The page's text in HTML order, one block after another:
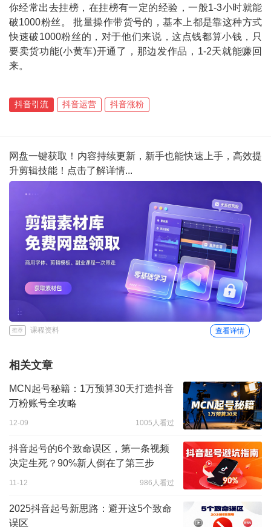
你经常出去挂榜，在挂榜有一定的经验，一般1-3小时就能
破1000粉丝。 批量操作带货号的，基本上都是靠这种方式
快速破1000粉丝的，对于他们来说，这点钱都算小钱，只
要卖货功能(小黄车)开通了，那边发作品，1-2天就能赚回
来。
抖音引流 抖音运营 抖音涨粉
网盘一键获取！内容持续更新，新手也能快速上手，高效提
升剪辑技能！点击了解详情...
推荐 课程资料 查看详情
相关文章
MCN起号秘籍：1万预算30天打造抖音
万粉账号全攻略
12-09 1005人看过
抖音起号的6个致命误区，第一条视频
决定生死？90%新人倒在了第三步
11-12 986人看过
2025抖音起号新思路：避开这5个致命
误区